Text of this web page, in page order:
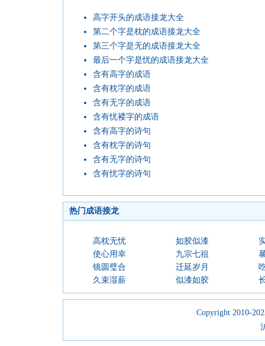
高字开头的成语接龙大全
第二个字是枕的成语接龙大全
第三个字是无的成语接龙大全
最后一个字是忧的成语接龙大全
含有高字的成语
含有枕字的成语
含有无字的成语
含有忧褛字的成语
含有高字的诗句
含有枕字的诗句
含有无字的诗句
含有忧字的诗句
热门成语接龙
高枕无忧 如胶似漆
使心用幸
九宗七祖
镜圆璧合
迁延岁月
久束湿薪
似漆如胶
Copyright 2010-